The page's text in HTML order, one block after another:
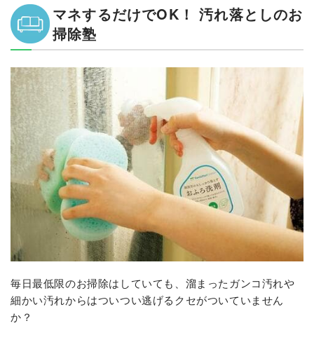
マネするだけでOK！ 汚れ落としのお
掃除塾
毎日最低限のお掃除はしていても、溜まったガンコ汚れや
細かい汚れからはついつい逃げるクセがついていません
か？